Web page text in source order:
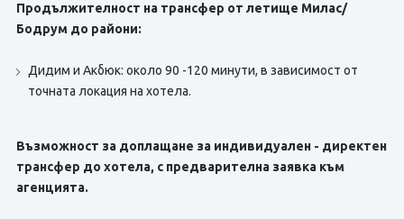
Продължителност на трансфер от летище Милас/
Бодрум до райони:
Дидим и Акбюк: около 90 -120 минути, в зависимост от
точната локация на хотела.
Възможност за доплащане за индивидуален - директен
трансфер до хотела, с предварителна заявка към
агенцията.